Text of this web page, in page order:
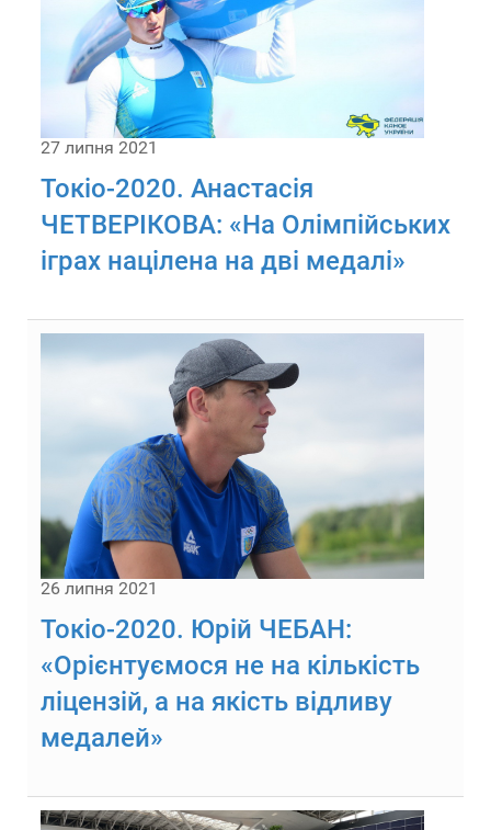
27 липня 2021
Токіо-2020. Анастасія
ЧЕТВЕРІКОВА: «На Олімпійських
іграх націлена на дві медалі»
26 липня 2021
Токіо-2020. Юрій ЧЕБАН:
«Орієнтуємося не на кількість
ліцензій, а на якість відливу
медалей»